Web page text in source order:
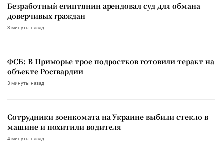
Безработный египтянин арендовал суд для обмана
доверчивых граждан
3 минуты назад
ФСБ: В Приморье трое подростков готовили теракт на
объекте Росгвардии
3 минуты назад
Сотрудники военкомата на Украине выбили стекло в
машине и похитили водителя
4 минуты назад